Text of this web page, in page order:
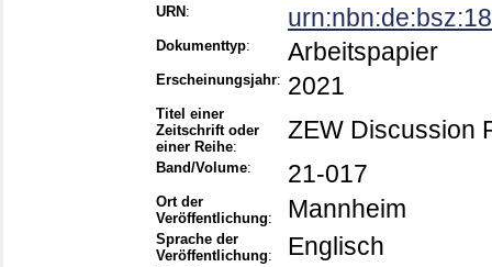
URN :
Dokumenttyp: Arbeitspapier
Erscheinungsjahr: 2021
Titel einer
Zeitschrift oder
einer Reihe:
ZEW Discussion
Band/Volume: 21-017
Ort der
Veröffentlichung: Mannheim
Sprache der
Veröffentlichung: Englisch